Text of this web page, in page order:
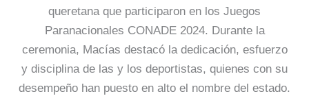
queretana que participaron en los Juegos
Paranacionales CONADE 2024. Durante la
ceremonia, Macías destacó la dedicación, esfuerzo
y disciplina de las y los deportistas, quienes con su
desempeño han puesto en alto el nombre del estado.